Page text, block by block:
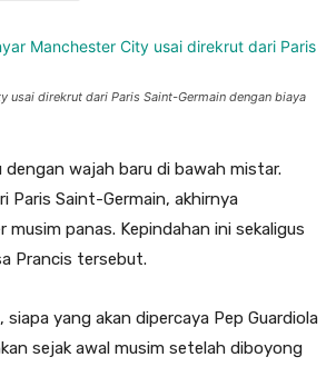
usai direkrut dari Paris Saint-Germain dengan biaya
wajah baru di bawah mistar.
Paris Saint-Germain, akhirnya
panas. Kepindahan ini sekaligus
Prancis tersebut.
yang akan dipercaya Pep Guardiola
sejak awal musim setelah diboyong